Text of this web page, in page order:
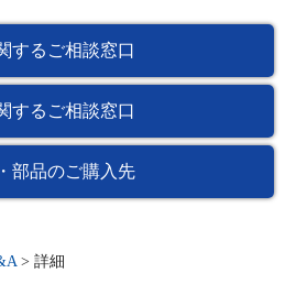
するご相談窓口
するご相談窓口
部品のご購入先
> 詳細